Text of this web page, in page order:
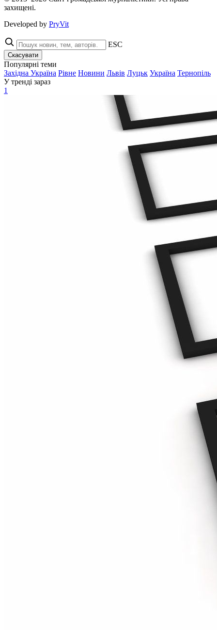
захищені.
Developed by PryVit
ESC
Скасувати
Популярні теми
Західна Україна Рівне Новини Львів Луцьк Україна Тернопіль
У тренді зараз
1